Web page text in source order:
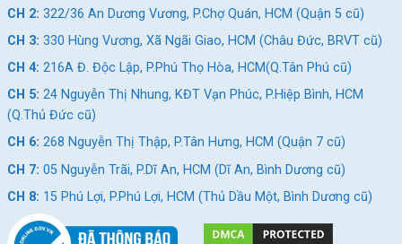
Hợp kim nhôm,
carbon, thép tiêu
chuẩn quốc tế
Thép rẻ, dễ gỉ sét,
dễ cong vênh sau
thời gian
Thiết kế
Được nghiên cứu tối
ưu theo đối tượng sử
thiếu tính thẩm mỹ
Bảo hành
tùy dòng xe
Không bảo hành
hoặc chỉ bảo hành
miệng
Trải nghiệm sử
dụng
Êm ái, an toàn, ổn
định, tiết kiệm sức
nặng, không an
CH 2: 322/36 An Dương Vương, P.Chợ Quán, HCM (Quận 5 cũ)
CH 3: 330 Hùng Vương, Xã Ngãi Giao, HCM (Châu Đức, BRVT cũ)
CH 4: 216A Đ. Độc Lập, P.Phú Thọ Hòa, HCM(Q.Tân Phú cũ)
CH 5: 24 Nguyễn Thị Nhung, KĐT Vạn Phúc, P.Hiệp Bình, HCM
(Q.Thủ Đức cũ)
CH 6: 268 Nguyễn Thị Thập, P.Tân Hưng, HCM (Quận 7 cũ)
CH 7: 05 Nguyễn Trãi, P.Dĩ An, HCM (Dĩ An, Bình Dương cũ)
CH 8: 15 Phú Lợi, P.Phú Lợi, HCM (Thủ Dầu Một, Bình Dương cũ)